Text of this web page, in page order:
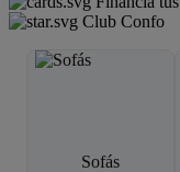
Club Confo
Sofás